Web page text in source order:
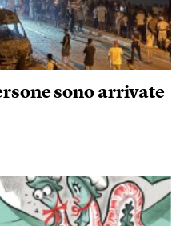
sono arrivate